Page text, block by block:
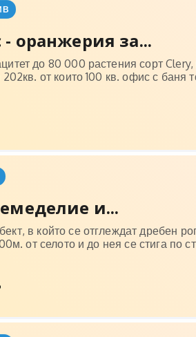
оранжерия за...
до 80 000 растения сорт
от които 100 кв. офис с баня
и...
в който се отглеждат дребен
от селото и до нея се стига по